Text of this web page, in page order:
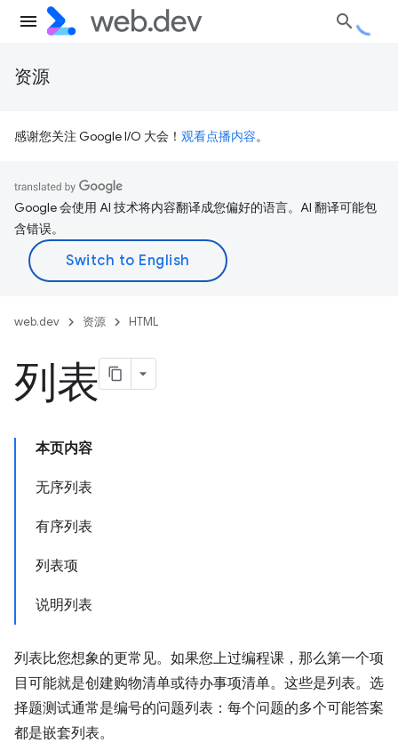
资源
感谢您关注 Google I/O 大会！ 观看点播内容。
Google 会使用 AI 技术将内容翻译成您偏好的语言。AI 翻译可能包
含错误。
web.dev 资源 HTML
列表
本页内容
无序列表
有序列表
列表项
说明列表
列表比您想象的更常见。如果您上过编程课，那么第一个项
目可能就是创建购物清单或待办事项清单。这些是列表。选
择题测试通常是编号的问题列表：每个问题的多个可能答案
都是嵌套列表。